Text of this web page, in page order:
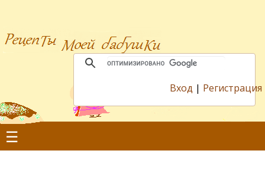
Вход | Регистрация
☰